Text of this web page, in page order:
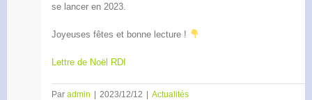
se lancer en 2023.
Joyeuses fêtes et bonne lecture !
Lettre de Noël RDI
Par admin | 2023/12/12 | Actualités